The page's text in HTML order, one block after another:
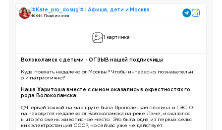
🎏Kate_pro_dosug🎏 I Афиша, дети и Москва
46 644 Подписчика
1 картинка
Волоколамск с детьми - ОТЗЫВ нашей подписчицы
Куда поехать недалеко от Москвы? Чтобы интересно, познавательн
о и патриотично?
Наша Харитоша вместе с сыном оказались в окрестностях го
рода Волоколамска:
👉Первой точкой на маршруте была Ярополецкая плотина и ГЭС. О
на находится недалеко от Волоколамска на реке Ламе, и оказалос
ь, что это очень живописное место. Это была одна из первых сельс
ких электростанций СССР, но сейчас уже не действует.